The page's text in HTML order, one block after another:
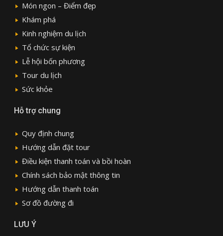
Món ngon – Điểm đẹp
Khám phá
Kinh nghiệm du lịch
Tổ chức sự kiện
Lễ hội bốn phương
Tour du lịch
Sức khỏe
Hỗ trợ chung
Quy định chung
Hướng dẫn đặt tour
Điều kiện thanh toán và bồi hoàn
Chính sách bảo mật thông tin
Hướng dẫn thanh toán
Sơ đồ đường đi
LƯU Ý